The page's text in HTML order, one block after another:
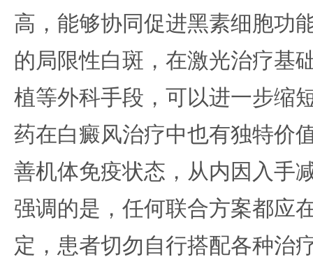
高，能够协同促进黑素细胞功
的局限性白斑，在激光治疗基
植等外科手段，可以进一步缩
药在白癜风治疗中也有独特价
善机体免疫状态，从内因入手
强调的是，任何联合方案都应
定，患者切勿自行搭配各种治